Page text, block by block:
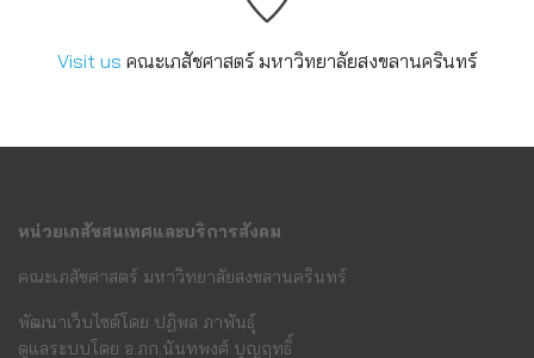
Visit us คณะเภสัชศาสตร์ มหาวิทยาลัยสงขลานครินทร์
หน่วยเภสัชสนเทศและบริการสังคม
คณะเภสัชศาสตร์ มหาวิทยาลัยสงขลานครินทร์
พัฒนาเว็บไซต์โดย ปฏิพล ภาพันธุ์
ดูแลระบบโดย อ.ภก.นันทพงศ์ บุญฤทธิ์